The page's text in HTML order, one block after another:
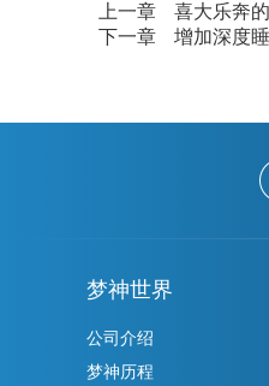
上一章
喜大乐奔
下一章
增加深度
梦神世界
公司介绍
梦神历程